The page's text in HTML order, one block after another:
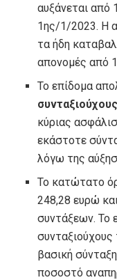
αυξάνεται
1ης/1/2023. Η
τα ήδη
απονομές από
Το επίδομα
συνταξιούχους
κύριας
εκάστοτε
λόγω της
Το κατώτατο
248,28 ευρώ
συντάξεων. Το
βασική
ποσοστό